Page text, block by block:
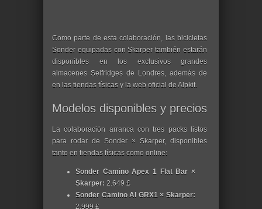
Como parte de esta colaboración, las bicicletas
Sonder equipadas con Skarper también estarán
disponibles en los exclusivos grandes
almacenes Selfridges de Londres, además de
en las tiendas físicas y la web oficial de Alpkit.
Modelos disponibles y precios
La colaboración arranca con tres packs listos
para rodar de Sonder × Skarper, disponibles
tanto en tiendas físicas como online:
Sonder Camino Apex 1 Flat Bar ×
Skarper: 2.649 £
Sonder Camino Al GRX1 × Skarper:
2.999 £